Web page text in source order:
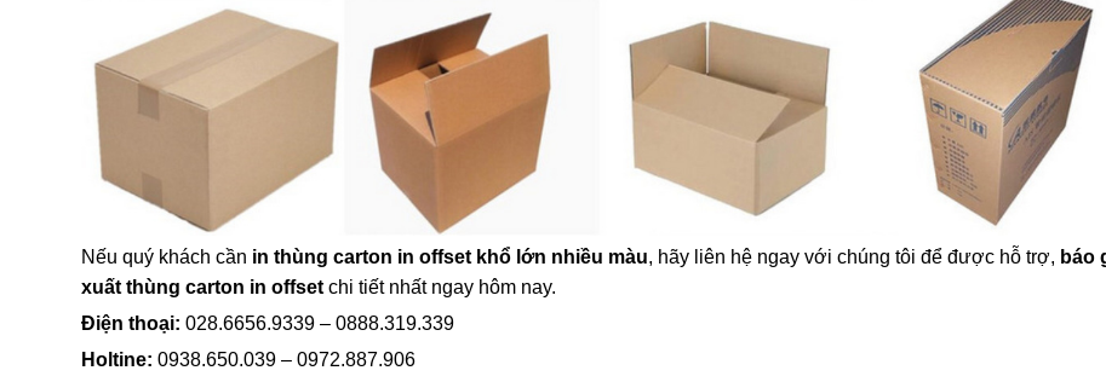
Nếu quý khách cần in thùng carton in offset khổ lớn nhiều màu, hãy liên hệ ngay với chúng tôi để được hỗ trợ, báo
xuất thùng carton in offset chi tiết nhất ngay hôm nay.
Điện thoại: 028.6656.9339 – 0888.319.339
Holtine: 0938.650.039 – 0972.887.906